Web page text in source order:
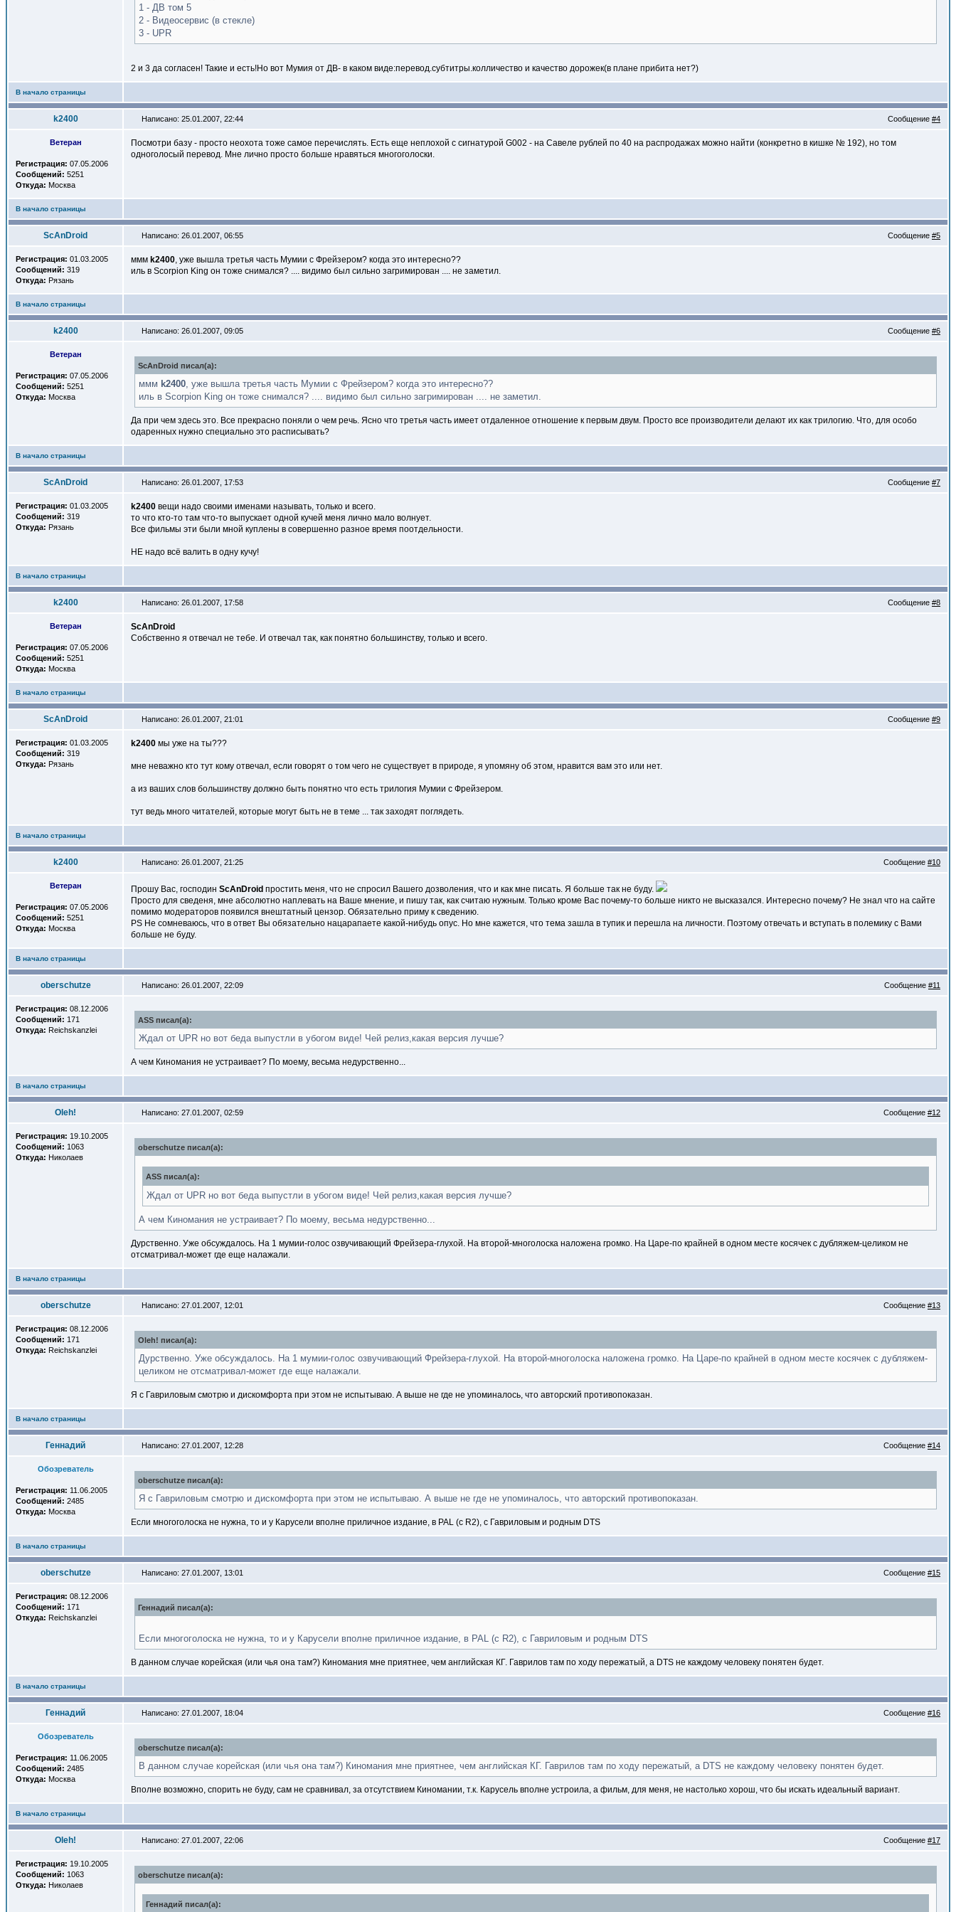
1 - ДВ том 5
2 - Видеосервис (в стекле)
3 - UPR
2 и 3 да согласен! Такие и есть!Но вот Мумия от ДВ- в каком виде:перевод.субтитры.колличество и качество дорожек(в плане прибита нет?)
В начало страницы
k2400 Написано: 25.01.2007, 22:44 Сообщение #4
Ветеран
Регистрация: 07.05.2006
Сообщений: 5251
Откуда: Москва
Посмотри базу - просто неохота тоже самое перечислять. Есть еще неплохой с сигнатурой G002 - на Савеле рублей по 40 на распродажах можно найти (конкретно в кишке № 192), но том
одноголосый перевод. Мне лично просто больше нравяться многоголоски.
В начало страницы
ScAnDroid Написано: 26.01.2007, 06:55 Сообщение #5
Регистрация: 01.03.2005
Сообщений: 319
Откуда: Рязань
ммм k2400, уже вышла третья часть Мумии с Фрейзером? когда это интересно??
иль в Scorpion King он тоже снимался? .... видимо был сильно загримирован .... не заметил.
В начало страницы
k2400 Написано: 26.01.2007, 09:05 Сообщение #6
Ветеран
Регистрация: 07.05.2006
Сообщений: 5251
Откуда: Москва
ScAnDroid писал(a):
ммм k2400, уже вышла третья часть Мумии с Фрейзером? когда это интересно??
иль в Scorpion King он тоже снимался? .... видимо был сильно загримирован .... не заметил.
Да при чем здесь это. Все прекрасно поняли о чем речь. Ясно что третья часть имеет отдаленное отношение к первым двум. Просто все производители делают их как трилогию. Что, для особо
одаренных нужно специально это расписывать?
В начало страницы
ScAnDroid Написано: 26.01.2007, 17:53 Сообщение #7
Регистрация: 01.03.2005
Сообщений: 319
Откуда: Рязань
k2400 вещи надо своими именами называть, только и всего.
то что кто-то там что-то выпускает одной кучей меня лично мало волнует.
Все фильмы эти были мной куплены в совершенно разное время поотдельности.
НЕ надо всё валить в одну кучу!
В начало страницы
k2400 Написано: 26.01.2007, 17:58 Сообщение #8
Ветеран
Регистрация: 07.05.2006
Сообщений: 5251
Откуда: Москва
ScAnDroid
Собственно я отвечал не тебе. И отвечал так, как понятно большинству, только и всего.
В начало страницы
ScAnDroid Написано: 26.01.2007, 21:01 Сообщение #9
Регистрация: 01.03.2005
Сообщений: 319
Откуда: Рязань
k2400 мы уже на ты???
мне неважно кто тут кому отвечал, если говорят о том чего не существует в природе, я упомяну об этом, нравится вам это или нет.
а из ваших слов большинству должно быть понятно что есть трилогия Мумии с Фрейзером.
тут ведь много читателей, которые могут быть не в теме ... так заходят поглядеть.
В начало страницы
k2400 Написано: 26.01.2007, 21:25 Сообщение #10
Ветеран
Регистрация: 07.05.2006
Сообщений: 5251
Откуда: Москва
Прошу Вас, господин ScAnDroid простить меня, что не спросил Вашего дозволения, что и как мне писать. Я больше так не буду.
Просто для сведеня, мне абсолютно наплевать на Ваше мнение, и пишу так, как считаю нужным. Только кроме Вас почему-то больше никто не высказался. Интересно почему? Не знал что на сайте
помимо модераторов появился внештатный цензор. Обязательно приму к сведению.
PS Не сомневаюсь, что в ответ Вы обязательно нацарапаете какой-нибудь опус. Но мне кажется, что тема зашла в тупик и перешла на личности. Поэтому отвечать и вступать в полемику с Вами
больше не буду.
В начало страницы
oberschutze Написано: 26.01.2007, 22:09 Сообщение #11
Регистрация: 08.12.2006
Сообщений: 171
Откуда: Reichskanzlei
ASS писал(a):
Ждал от UPR но вот беда выпустли в убогом виде! Чей релиз,какая версия лучше?
А чем Киномания не устраивает? По моему, весьма недурственно...
В начало страницы
Oleh! Написано: 27.01.2007, 02:59 Сообщение #12
Регистрация: 19.10.2005
Сообщений: 1063
Откуда: Николаев
oberschutze писал(a):
ASS писал(a):
Ждал от UPR но вот беда выпустли в убогом виде! Чей релиз,какая версия лучше?
А чем Киномания не устраивает? По моему, весьма недурственно...
Дурственно. Уже обсуждалось. На 1 мумии-голос озвучивающий Фрейзера-глухой. На второй-многолоска наложена громко. На Царе-по крайней в одном месте косячек с дубляжем-целиком не
отсматривал-может где еще налажали.
В начало страницы
oberschutze Написано: 27.01.2007, 12:01 Сообщение #13
Регистрация: 08.12.2006
Сообщений: 171
Откуда: Reichskanzlei
Oleh! писал(a):
Дурственно. Уже обсуждалось. На 1 мумии-голос озвучивающий Фрейзера-глухой. На второй-многолоска наложена громко. На Царе-по крайней в одном месте косячек с дубляжем-
целиком не отсматривал-может где еще налажали.
Я с Гавриловым смотрю и дискомфорта при этом не испытываю. А выше не где не упоминалось, что авторский противопоказан.
В начало страницы
Геннадий Написано: 27.01.2007, 12:28 Сообщение #14
Обозреватель
Регистрация: 11.06.2005
Сообщений: 2485
Откуда: Москва
oberschutze писал(a):
Я с Гавриловым смотрю и дискомфорта при этом не испытываю. А выше не где не упоминалось, что авторский противопоказан.
Если многоголоска не нужна, то и у Карусели вполне приличное издание, в PAL (с R2), с Гавриловым и родным DTS
В начало страницы
oberschutze Написано: 27.01.2007, 13:01 Сообщение #15
Регистрация: 08.12.2006
Сообщений: 171
Откуда: Reichskanzlei
Геннадий писал(a):
Если многоголоска не нужна, то и у Карусели вполне приличное издание, в PAL (с R2), с Гавриловым и родным DTS
В данном случае корейская (или чья она там?) Киномания мне приятнее, чем английская КГ. Гаврилов там по ходу пережатый, а DTS не каждому человеку понятен будет.
В начало страницы
Геннадий Написано: 27.01.2007, 18:04 Сообщение #16
Обозреватель
Регистрация: 11.06.2005
Сообщений: 2485
Откуда: Москва
oberschutze писал(a):
В данном случае корейская (или чья она там?) Киномания мне приятнее, чем английская КГ. Гаврилов там по ходу пережатый, а DTS не каждому человеку понятен будет.
Вполне возможно, спорить не буду, сам не сравнивал, за отсутствием Киномании, т.к. Карусель вполне устроила, а фильм, для меня, не настолько хорош, что бы искать идеальный вариант.
В начало страницы
Oleh! Написано: 27.01.2007, 22:06 Сообщение #17
Регистрация: 19.10.2005
Сообщений: 1063
Откуда: Николаев
oberschutze писал(a):
Геннадий писал(a):